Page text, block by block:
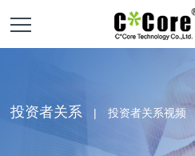
投资者关系 | 投资者关系视频